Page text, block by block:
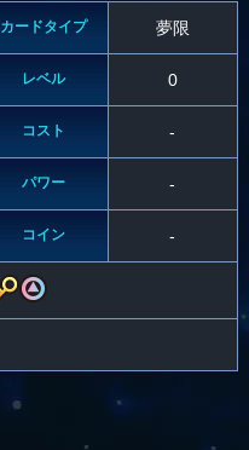
カードタイプ 夢限
レベル 0
コスト -
パワー -
コイン -